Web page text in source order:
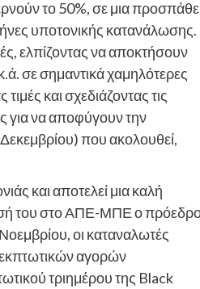
το 50%, σε μια
υποτονικής κατανάλωσης.
ελπίζοντας να αποκτήσουν
σε σημαντικά χαμηλότερες
και σχεδιάζοντας τις
για να αποφύγουν την
που ακολουθεί,
και αποτελεί μια καλή
του στο ΑΠΕ-ΜΠΕ ο
οι καταναλωτές
αγορών
τριημέρου της Black